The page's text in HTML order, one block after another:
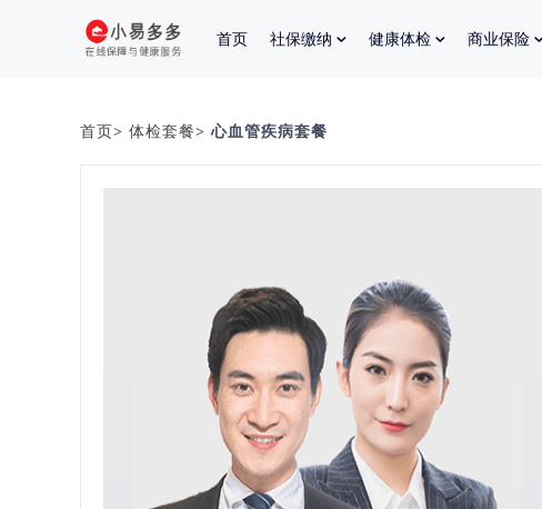
首页 社保缴纳 健康体检 商业保险
首页> 体检套餐> 心血管疾病套餐